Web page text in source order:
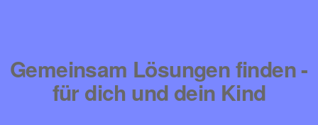
Gemeinsam Lösungen finden -
für dich und dein Kind